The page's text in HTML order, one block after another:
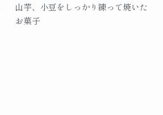
山芋、小豆をしっかり練って焼いた
お菓子